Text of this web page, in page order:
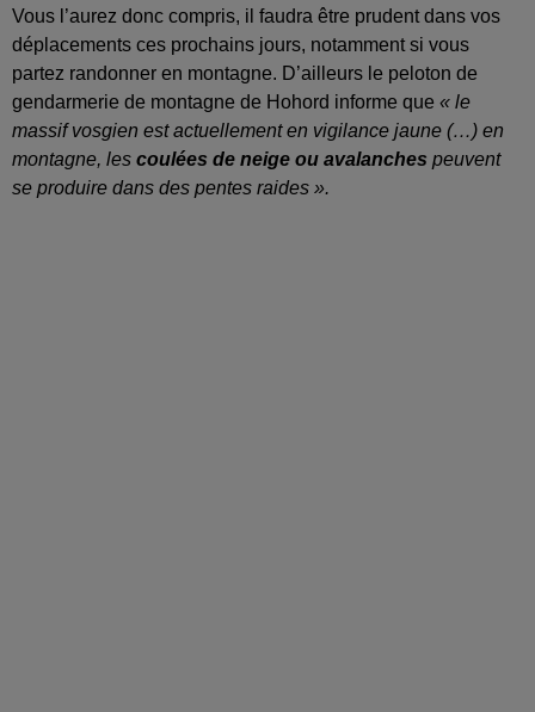
Vous l’aurez donc compris, il faudra être prudent dans vos
déplacements ces prochains jours, notamment si vous
partez randonner en montagne. D’ailleurs le peloton de
gendarmerie de montagne de Hohord informe que « le
massif vosgien est actuellement en vigilance jaune (…) en
montagne, les coulées de neige ou avalanches peuvent
se produire dans des pentes raides ».